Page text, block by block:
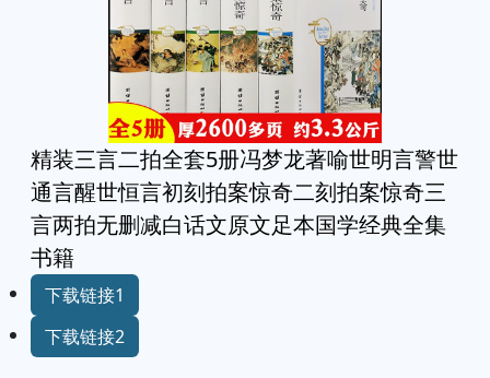
精装三言二拍全套5册冯梦龙著喻世明言警世
通言醒世恒言初刻拍案惊奇二刻拍案惊奇三
言两拍无删减白话文原文足本国学经典全集
书籍
下载链接1
下载链接2